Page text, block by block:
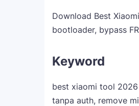
Download Best
bootloader, bypass
Keyword
best xiaomi tool
tanpa auth, remove